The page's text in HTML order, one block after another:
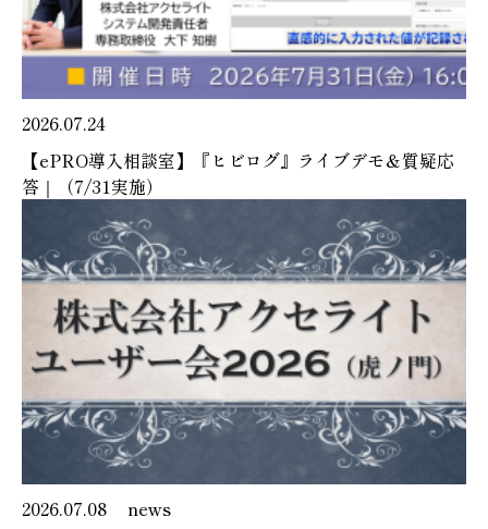
2026.07.24
【ePRO導入相談室】『ヒビログ』ライブデモ＆質疑応
答｜（7/31実施）
2026.07.08
news